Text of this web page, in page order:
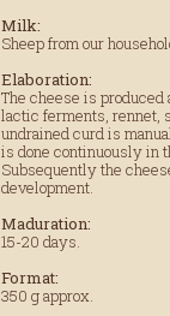
Milk:
Sheep from our
Elaboration:
The cheese is
lactic ferments, rennet,
undrained curd is
is done continuously in
Subsequently the
development.
Maduration:
15-20 days.
Format:
350 g approx.